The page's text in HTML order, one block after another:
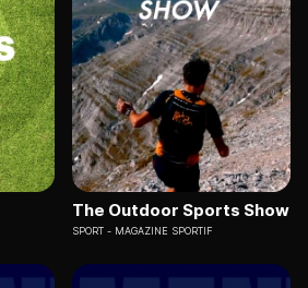
The Outdoor Sports Show
SPORT MAGAZINE SPORTIF